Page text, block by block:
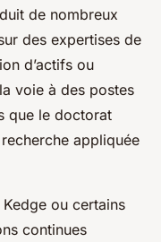
de nombreux
des expertises de
d’actifs ou
voie à des postes
que le doctorat
appliquée
ou certains
continues